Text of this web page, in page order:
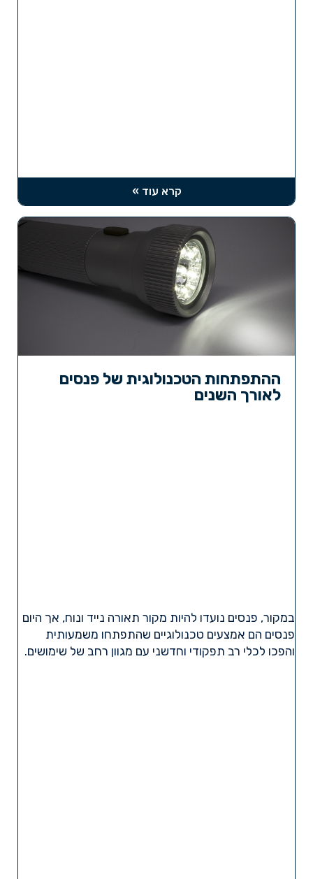
קרא עוד »
ההתפתחות הטכנולוגית של פנסים
לאורך השנים
במקור, פנסים נועדו להיות מקור תאורה נייד ונוח, אך היום
פנסים הם אמצעים טכנולוגיים שהתפתחו משמעותית
והפכו לכלי רב תפקודי וחדשני עם מגוון רחב של שימושים.